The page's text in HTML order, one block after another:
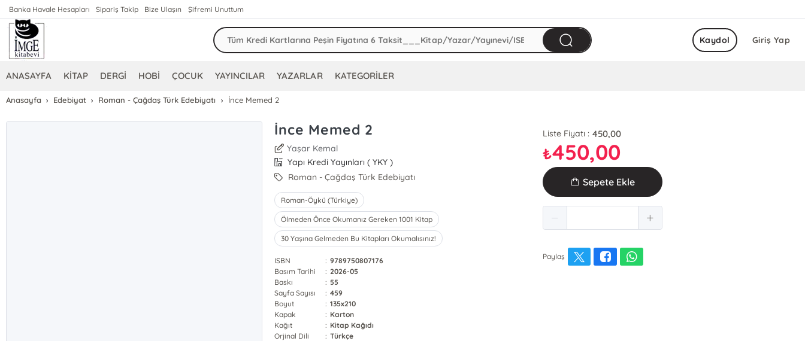
Banka Havale Hesapları Sipariş Takip Bize Ulaşın Şifremi Unuttum
Giriş Yap
Kaydol
ANASAYFA KİTAP DERGİ HOBİ ÇOCUK YAYINCILAR YAZARLAR KATEGORİLER
Anasayfa Edebiyat Roman - Çağdaş Türk Edebiyatı İnce Memed 2
İnce Memed 2
Yaşar Kemal
Yapı Kredi Yayınları ( YKY )
Roman - Çağdaş Türk Edebiyatı
Roman-Öykü (Türkiye)
Ölmeden Önce Okumanız Gereken 1001 Kitap
30 Yaşına Gelmeden Bu Kitapları Okumalısınız!
ISBN : 9789750807176
Basım Tarihi
: 2026-05
Baskı
: 55
Sayfa Sayısı
: 459
Boyut
: 135x210
Kapak
: Karton
Kağıt
: Kitap Kağıdı
Orjinal Dili
: Türkçe
Liste Fiyatı : 450,00
₺450,00
Sepete Ekle
Paylaş